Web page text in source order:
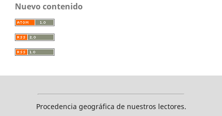
Nuevo contenido
Procedencia geográfica de nuestros lectores.